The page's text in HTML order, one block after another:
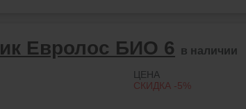
Евролос БИО 6 в наличии
ЦЕНА
СКИДКА -5%